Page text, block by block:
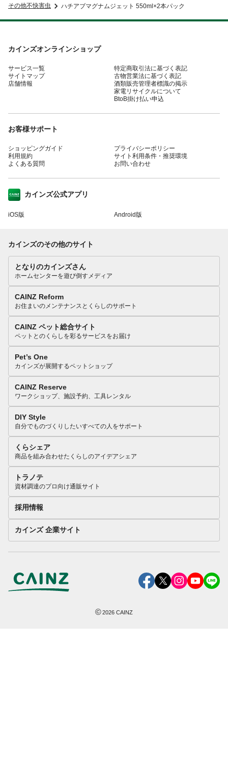
その他不快害虫
ハチアブマグナムジェット 550ml×2本パック
カインズオンラインショップ
サービス一覧
サイトマップ
店舗情報
特定商取引法に基づく表記
古物営業法に基づく表記
酒類販売管理者標識の掲示
家電リサイクルについて
BtoB掛け払い申込
お客様サポート
ショッピングガイド
利用規約
よくある質問
プライバシーポリシー
サイト利用条件・推奨環境
お問い合わせ
カインズ公式アプリ
iOS版 Android版
カインズのその他のサイト
となりのカインズさん
ホームセンターを遊び倒すメディア
CAINZ Reform
お住まいのメンテナンスとくらしのサポート
CAINZ ペット総合サイト
ペットとのくらしを彩るサービスをお届け
Pet’s One
カインズが展開するペットショップ
CAINZ Reserve
ワークショップ、施設予約、工具レンタル
DIY Style
自分でものづくりしたいすべての人をサポート
くらシェア
商品を組み合わせたくらしのアイデアシェア
トラノテ
資材調達のプロ向け通販サイト
採用情報
カインズ 企業サイト
©2026 CAINZ